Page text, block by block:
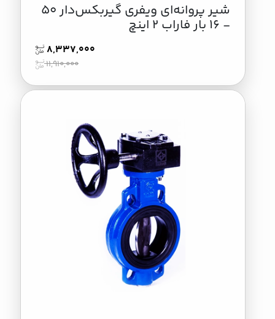
شیر پروانه‌ای ویفری گیربکس‌دار 50
- 16 بار فاراب 2 اینچ
8,337,000
11,910,000